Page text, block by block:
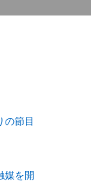
節目
媒を開